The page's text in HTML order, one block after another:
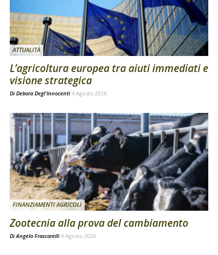
ATTUALITÀ
L’agricoltura europea tra aiuti immediati e
visione strategica
Di Debora Degl'Innocenti 4 Agosto 2026
FINANZIAMENTI AGRICOLI
Zootecnia alla prova del cambiamento
DiAngelo Frascarelli 4 Agosto 2026